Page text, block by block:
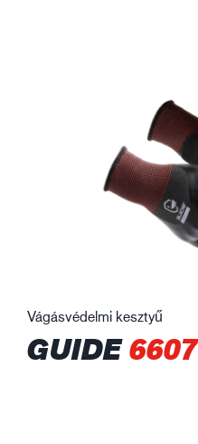
Vágásvédelmi kesztyű
GUIDE6607